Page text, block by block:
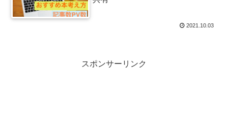
2021.10.03
スポンサーリンク